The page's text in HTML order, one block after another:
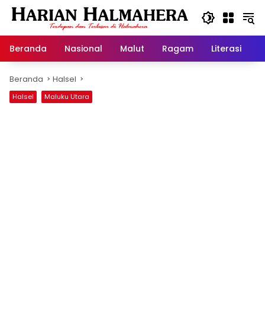
Langsung
Beranda
Nasional Malut Ragam Literasi
Beranda Halsel
Halsel Maluku Utara